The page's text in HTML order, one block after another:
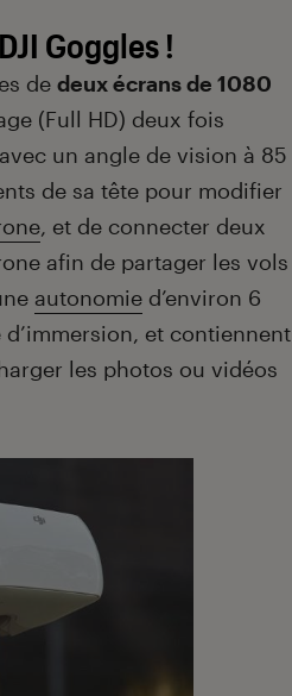
Goggles !
de deux écrans de 1080
(Full HD) deux fois
un angle de vision à 85
de sa tête pour modifier
, et de connecter deux
afin de partager les vols
autonomie d’environ 6
et contiennent
les photos ou vidéos